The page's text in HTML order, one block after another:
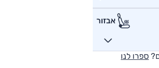
אבזור
ספרו לנו